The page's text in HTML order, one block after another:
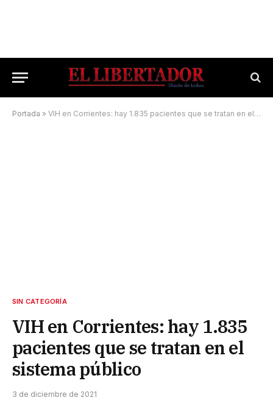
Portada » VIH en Corrientes: hay 1.835 pacientes que se tratan en el sistema público
SIN CATEGORÍA
VIH en Corrientes: hay 1.835
pacientes que se tratan en el
sistema público
3 de diciembre de 2021